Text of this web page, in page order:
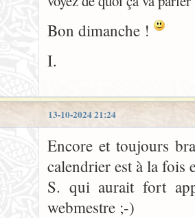
Bon dimanche !
I.
13-10-2024 21:24
Encore et toujours
calendrier est à la fois
S. qui aurait fort
webmestre ;-)